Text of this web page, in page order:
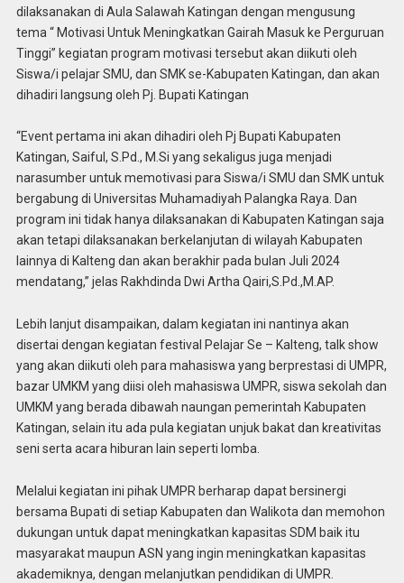
dilaksanakan di Aula Salawah Katingan dengan mengusung
tema “ Motivasi Untuk Meningkatkan Gairah Masuk ke Perguruan
Tinggi” kegiatan program motivasi tersebut akan diikuti oleh
Siswa/i pelajar SMU, dan SMK se-Kabupaten Katingan, dan akan
dihadiri langsung oleh Pj. Bupati Katingan
“Event pertama ini akan dihadiri oleh Pj Bupati Kabupaten
Katingan, Saiful, S.Pd., M.Si yang sekaligus juga menjadi
narasumber untuk memotivasi para Siswa/i SMU dan SMK untuk
bergabung di Universitas Muhamadiyah Palangka Raya. Dan
program ini tidak hanya dilaksanakan di Kabupaten Katingan saja
akan tetapi dilaksanakan berkelanjutan di wilayah Kabupaten
lainnya di Kalteng dan akan berakhir pada bulan Juli 2024
mendatang,” jelas Rakhdinda Dwi Artha Qairi,S.Pd.,M.AP.
Lebih lanjut disampaikan, dalam kegiatan ini nantinya akan
disertai dengan kegiatan festival Pelajar Se – Kalteng, talk show
yang akan diikuti oleh para mahasiswa yang berprestasi di UMPR,
bazar UMKM yang diisi oleh mahasiswa UMPR, siswa sekolah dan
UMKM yang berada dibawah naungan pemerintah Kabupaten
Katingan, selain itu ada pula kegiatan unjuk bakat dan kreativitas
seni serta acara hiburan lain seperti lomba.
Melalui kegiatan ini pihak UMPR berharap dapat bersinergi
bersama Bupati di setiap Kabupaten dan Walikota dan memohon
dukungan untuk dapat meningkatkan kapasitas SDM baik itu
masyarakat maupun ASN yang ingin meningkatkan kapasitas
akademiknya, dengan melanjutkan pendidikan di UMPR.